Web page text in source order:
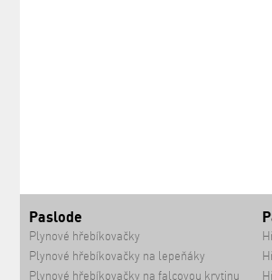
Paslode
Plynové hřebíkovačky
Plynové hřebíkovačky na lepeňáky
Plynové hřebíkovačky na falcovou krytinu